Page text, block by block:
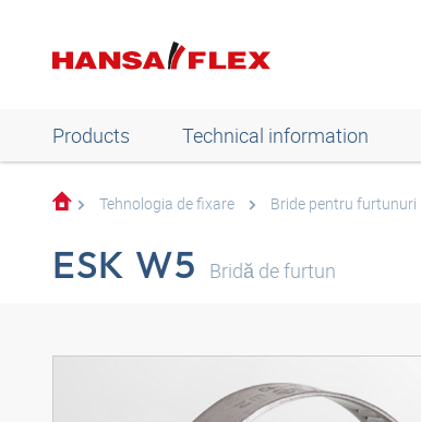
Products Technical information
Tehnologia de fixare Bride pentru furtunuri
ESK W5 Bridă de furtun